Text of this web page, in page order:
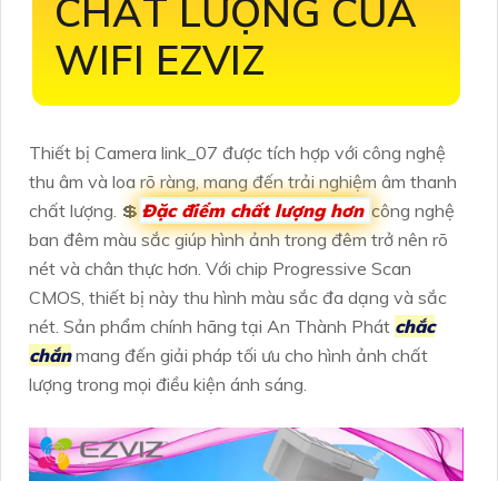
CHẤT LƯỢNG CỦA
WIFI EZVIZ
Thiết bị Camera link_07 được tích hợp với công nghệ
thu âm và loa rõ ràng, mang đến trải nghiệm âm thanh
chất lượng. 💲 Đặc điểm chất lượng hơn công nghệ
ban đêm màu sắc giúp hình ảnh trong đêm trở nên rõ
nét và chân thực hơn. Với chip Progressive Scan
CMOS, thiết bị này thu hình màu sắc đa dạng và sắc
nét. Sản phẩm chính hãng tại An Thành Phát chắc
chắnmang đến giải pháp tối ưu cho hình ảnh chất
lượng trong mọi điều kiện ánh sáng.